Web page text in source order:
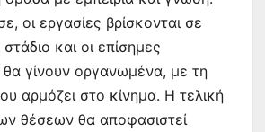
οι εργασίες βρίσκονται σε
και οι επίσημες
θα γίνουν οργανωμένα, με τη
αρμόζει στο κίνημα. Η τελική
θέσεων θα αποφασιστεί